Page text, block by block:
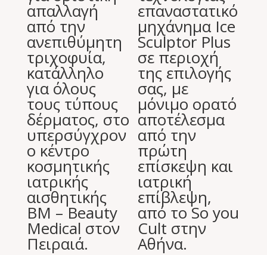
απαλλαγή
από την
ανεπιθύμητη
τριχοφυία,
κατάλληλο
για όλους
τους τύπους
δέρματος, στο
υπερσύγχρον
ο κέντρο
κοσμητικής
ιατρικής
αισθητικής
BM – Beauty
Medical στον
Πειραιά.
επαναστατικό
μηχάνημα Ice
Sculptor Plus
σε περιοχή
της επιλογής
σας, με
μόνιμο ορατό
αποτέλεσμα
από την
πρώτη
επίσκεψη και
ιατρική
επίβλεψη,
από το So you
Cult στην
Αθήνα.